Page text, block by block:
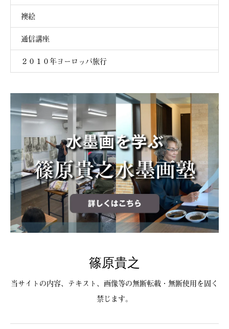
襖絵
通信講座
２０１０年ヨーロッパ旅行
篠原貴之
当サイトの内容、テキスト、画像等の無断転載・無断使用を固く
禁じます。